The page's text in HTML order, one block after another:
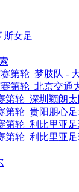
斯女足
第轮 梦肢队 -
第轮 北京交通
第轮 深圳颖朗
第轮 贵阳朋心
第轮 利比里亚
第轮 利比里亚